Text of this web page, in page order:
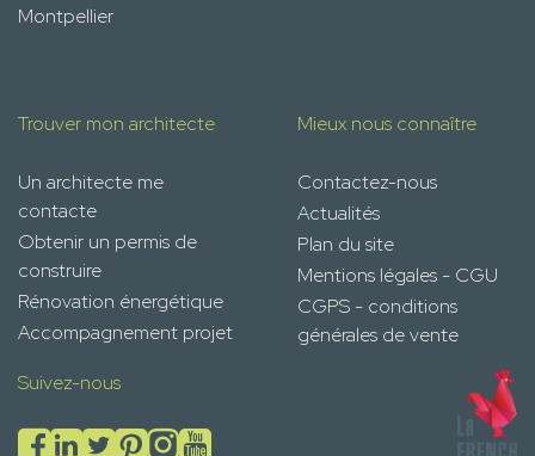
Montpellier
Trouver mon architecte
Un architecte me
contacte
Obtenir un permis de
construire
Rénovation énergétique
Accompagnement projet
Mieux nous connaître
Contactez-nous
Actualités
Plan du site
Mentions légales - CGU
CGPS - conditions
générales de vente
Suivez-nous